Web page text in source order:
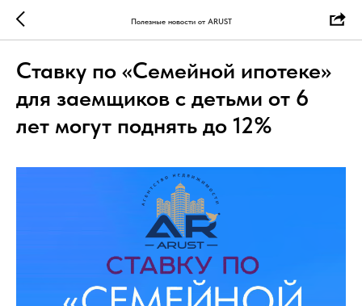
Полезные новости от ARUST
Ставку по «Семейной ипотеке»
для заемщиков с детьми от 6
лет могут поднять до 12%